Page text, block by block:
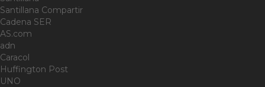
Santillana Compartir
Cadena SER
AS.com
adn
Caracol
Huffington Post
UNO